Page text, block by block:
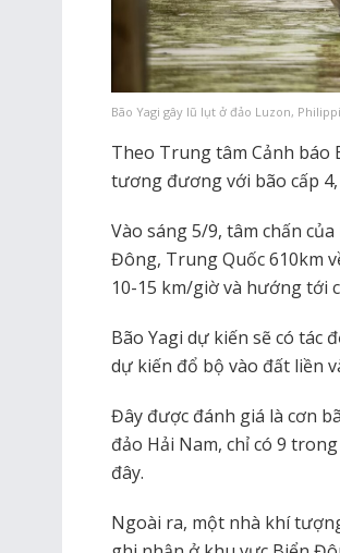
Bão Yagi gây lũ lụt ở đảo Luzon,
Theo Trung tâm Cảnh báo
tương đương với bão cấp
Vào sáng 5/9, tâm chấn
Đông, Trung Quốc 610km
10-15 km/giờ và hướng tới
Bão Yagi dự kiến sẽ có tác
dự kiến ​​đổ bộ vào đất liền
Đây được đánh giá là cơn
đảo Hải Nam, chỉ có 9
đây.
Ngoài ra, một nhà khí